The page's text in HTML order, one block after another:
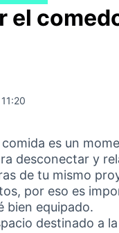
el
es un
desconectar y
de tu mismo
por eso es
bien equipado.
destinado a